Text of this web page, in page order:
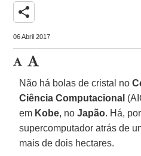
share
06 Abril 2017
Não há bolas de cristal no
Ciência Computacional
em Kobe, noJapão. Há,
supercomputador atrás de
mais de dois hectares.